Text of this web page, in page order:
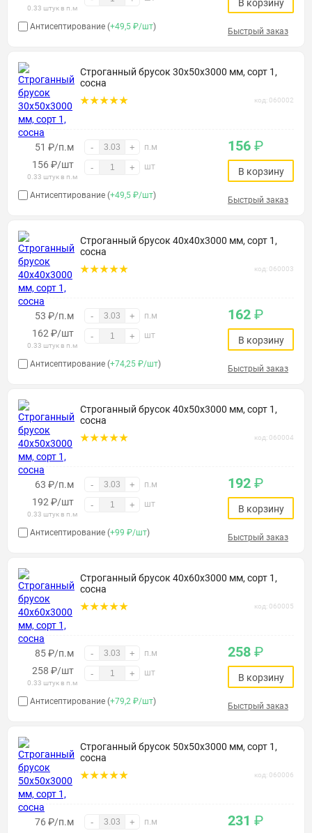
0.33 штук в п.м
Антисептирование (+49,5 ₽/шт)
В корзину
Быстрый заказ
Строганный брусок 30х50х3000 мм, сорт 1,
сосна
код: 060002
51 ₽/п.м - + п.м
156 ₽/шт
0.33 штук в п.м
- + шт
156 ₽
Антисептирование (+49,5 ₽/шт)
В корзину
Быстрый заказ
Строганный брусок 40х40х3000 мм, сорт 1,
сосна
код: 060003
53 ₽/п.м - + п.м
162 ₽/шт
0.33 штук в п.м
- + шт
162 ₽
Антисептирование (+74,25 ₽/шт)
В корзину
Быстрый заказ
Строганный брусок 40х50х3000 мм, сорт 1,
сосна
код: 060004
63 ₽/п.м - + п.м
192 ₽/шт
0.33 штук в п.м
- + шт
192 ₽
Антисептирование (+99 ₽/шт)
В корзину
Быстрый заказ
Строганный брусок 40х60х3000 мм, сорт 1,
сосна
код: 060005
85 ₽/п.м - + п.м
258 ₽/шт
0.33 штук в п.м
- + шт
258 ₽
Антисептирование (+79,2 ₽/шт)
В корзину
Быстрый заказ
Строганный брусок 50х50х3000 мм, сорт 1,
сосна
код: 060006
76 ₽/п.м - + п.м 231 ₽